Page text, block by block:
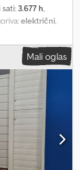
sati: 3.677 h,
električni,
mm, boja:ostalo,
opreme:
kočnica,
modul. Opis:
Mali oglas